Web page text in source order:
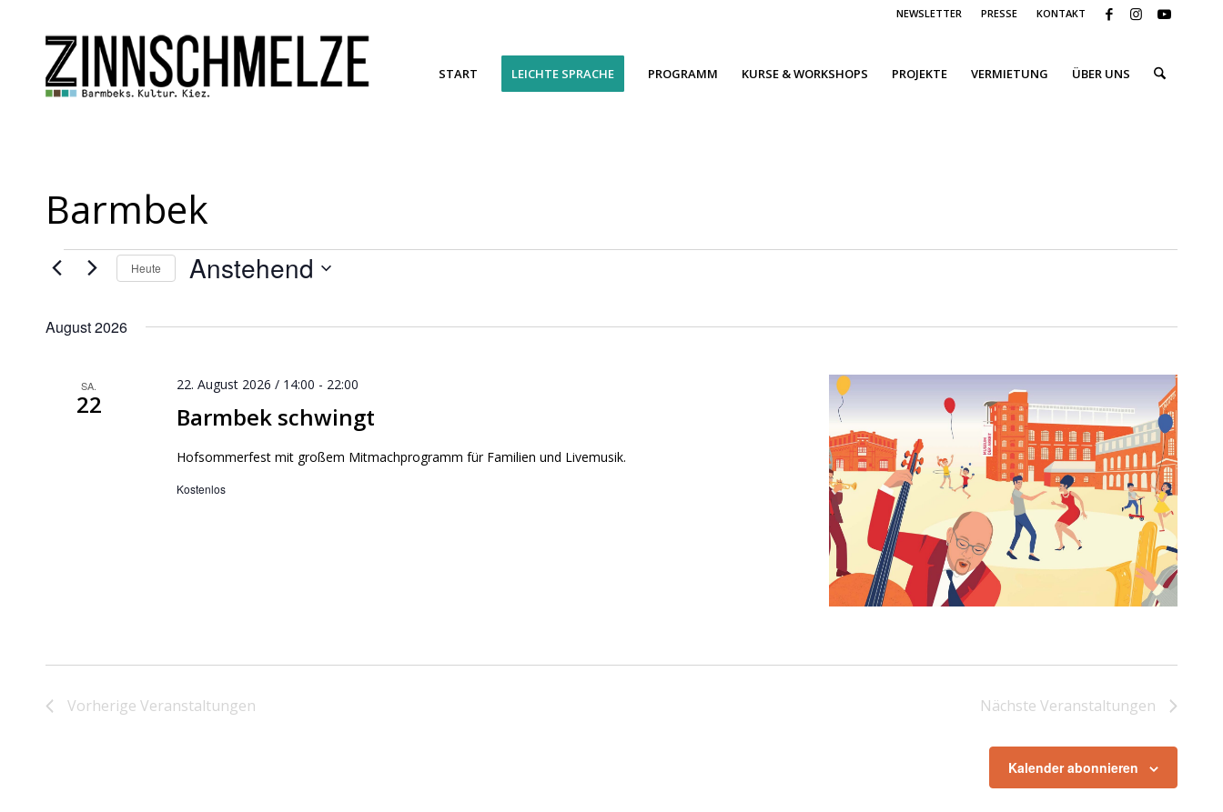
NEWSLETTER PRESSE KONTAKT
START LEICHTE SPRACHE PROGRAMM KURSE & WORKSHOPS PROJEKTE VERMIETUNG ÜBER UNS
Barmbek
Veranstaltungen
Heute Anstehend
August 2026
SA.
22 Barmbek schwingt
22. August 2026 / 14:00 - 22:00
Hofsommerfest mit großem Mitmachprogramm für Familien und Livemusik.
Kostenlos
Vorherige Veranstaltungen Nächste Veranstaltungen
Kalender abonnieren